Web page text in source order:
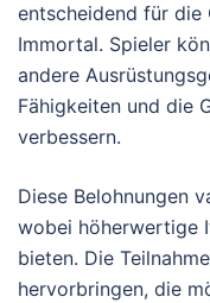
entscheidend für die
Immortal. Spieler
andere
Fähigkeiten und die
verbessern.
Diese Belohnungen
wobei höherwertige
bieten. Die
hervorbringen, die